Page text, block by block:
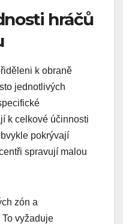
hráčů
k obraně
jednotlivých
k celkové účinnosti
pokrývají
spravují malou
zón a
vyžaduje